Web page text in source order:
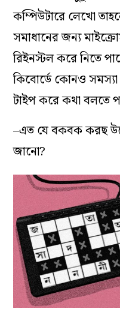
কম্পিউটারে লেখো
সমাধানের জন্য
রিইনস্টল করে নিতে
কিবোর্ডে কোনও
টাইপ করে কথা বলতে
–এত যে বকবক করছ
জানো?